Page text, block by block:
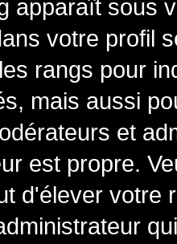
apparaît sous
votre profil
rangs pour
mais aussi
et
est propre.
d'élever votre